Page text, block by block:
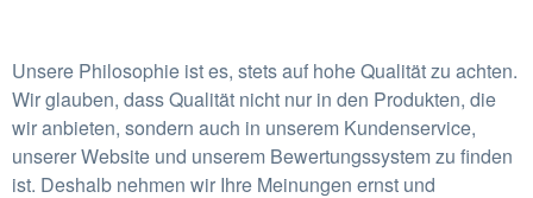
Unsere Philosophie ist es, stets auf hohe Qualität zu achten.
Wir glauben, dass Qualität nicht nur in den Produkten, die
wir anbieten, sondern auch in unserem Kundenservice,
unserer Website und unserem Bewertungssystem zu finden
ist. Deshalb nehmen wir Ihre Meinungen ernst und